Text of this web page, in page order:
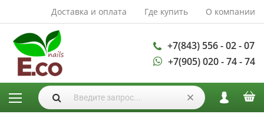
Доставка и оплата Где купить О компании
+7(843) 556 - 02 - 07
+7(905) 020 - 74 - 74
АКСЕССУАРЫ И
РАСХОДНЫЕ
МАТЕРИАЛЫ
Аксессуары
Запасные
лампы
Кисти